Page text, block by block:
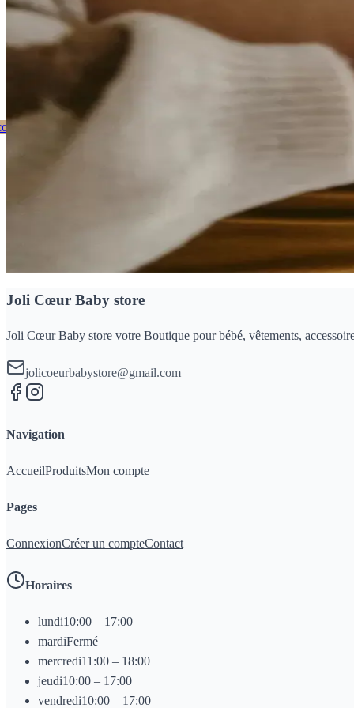
Chez Joli Coeur
notre catalogue
Nos dernières nouveautés
Joli Cœur Baby store
Joli Cœur Baby store votre Boutique pour bébé, vêtements,
jolicoeurbabystore@gmail.com
Navigation
AccueilProduitsMon compte
Pages
ConnexionCréer un compteContact
Horaires
lundi10:00 – 17:00
mardiFermé
mercredi11:00 – 18:00
jeudi10:00 – 17:00
vendredi10:00 – 17:00